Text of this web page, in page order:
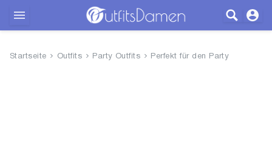
Startseite Outfits Party Outfits Perfekt für den Party